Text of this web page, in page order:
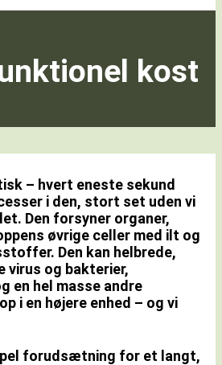
kost
– hvert eneste sekund
i den, stort set uden vi
Den forsyner organer,
øvrige celler med ilt og
Den kan helbrede,
virus og bakterier,
en hel masse andre
i en højere enhed – og vi
forudsætning for et langt,